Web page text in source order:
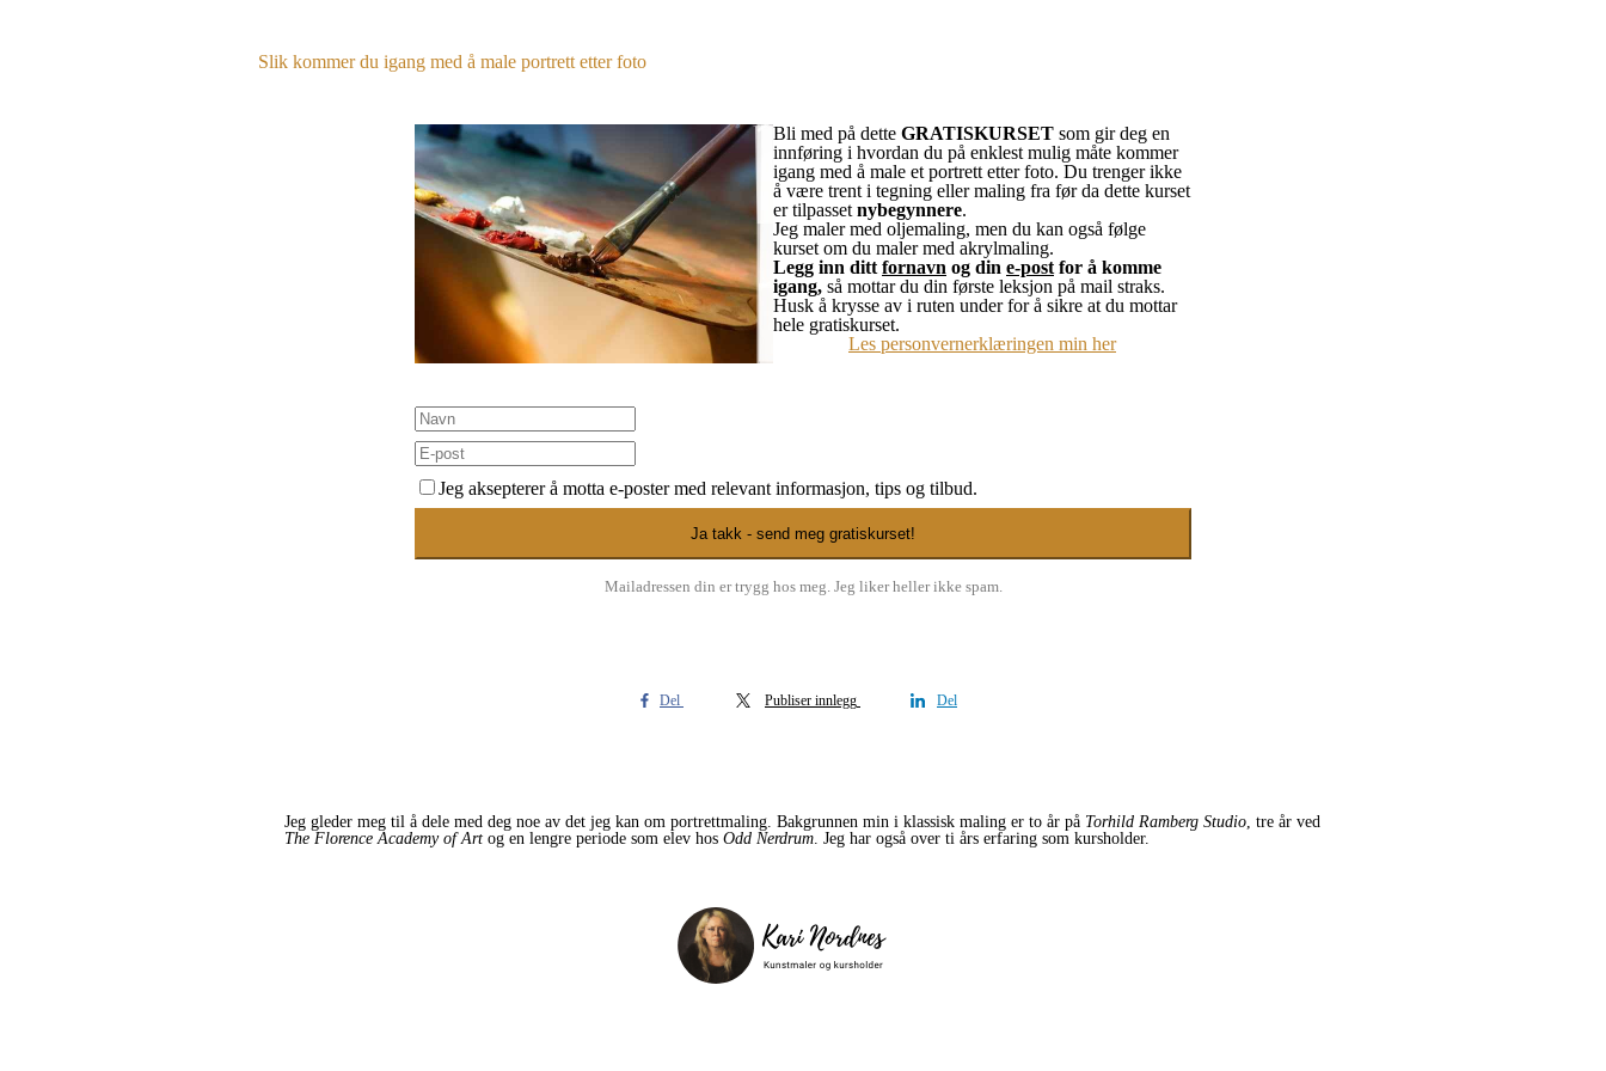
Slik kommer du igang med å male portrett etter foto
Bli med på dette GRATISKURSET som gir deg en
innføring i hvordan du på enklest mulig måte kommer
igang med å male et portrett etter foto. Du trenger ikke
å være trent i tegning eller maling fra før da dette kurset
er tilpasset nybegynnere.
Jeg maler med oljemaling, men du kan også følge
kurset om du maler med akrylmaling.
Legg inn ditt fornavn og din e-post for å komme
igang, så mottar du din første leksjon på mail straks.
Husk å krysse av i ruten under for å sikre at du mottar
hele gratiskurset.
Les personvernerklæringen min her
Jeg aksepterer å motta e-poster med relevant informasjon, tips og tilbud.
Mailadressen din er trygg hos meg. Jeg liker heller ikke spam.
Del Publiser innlegg Del
Jeg gleder meg til å dele med deg noe av det jeg kan om portrettmaling. Bakgrunnen min i klassisk maling er to år på Torhild Ramberg Studio, tre år ved
The Florence Academy of Art og en lengre periode som elev hos Odd Nerdrum. Jeg har også over ti års erfaring som kursholder.